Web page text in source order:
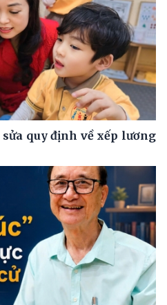
sửa quy định về xếp lương